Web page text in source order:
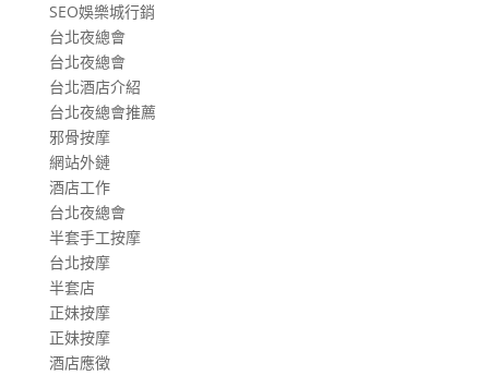
SEO娛樂城行銷
台北夜總會
台北夜總會
台北酒店介紹
台北夜總會推薦
邪骨按摩
網站外鏈
酒店工作
台北夜總會
半套手工按摩
台北按摩
半套店
正妹按摩
正妹按摩
酒店應徵